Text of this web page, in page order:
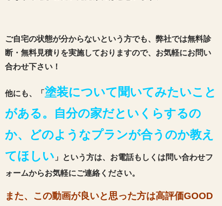
ご自宅の状態が分からないという方でも、弊社では無料診
断・無料見積りを実施しておりますので、お気軽にお問い
合わせ下さい！
他にも、「 塗装について聞いてみたいこと
がある。自分の家だといくらするの
か、どのようなプランが合うのか教え
てほしい 」という方は、お電話もしくは問い合わせフ
ォームからお気軽にご連絡ください。
また、この動画が良いと思った方は高評価GOOD